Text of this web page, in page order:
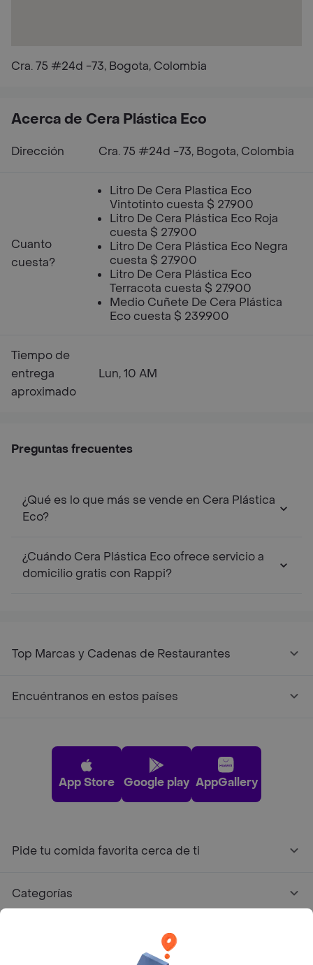
Cra. 75 #24d -73, Bogota, Colombia
Acerca de Cera Plástica Eco
Dirección Cra. 75 #24d -73, Bogota, Colombia
Cuanto
cuesta?
Litro De Cera Plastica Eco
Vintotinto cuesta $ 27.900
Litro De Cera Plástica Eco Roja
cuesta $ 27.900
Litro De Cera Plástica Eco Negra
cuesta $ 27.900
Litro De Cera Plástica Eco
Terracota cuesta $ 27.900
Medio Cuñete De Cera Plástica
Eco cuesta $ 239.900
Tiempo de
entrega
aproximado
Lun, 10 AM
Preguntas frecuentes
¿Qué es lo que más se vende en Cera Plástica
Eco?
¿Cuándo Cera Plástica Eco ofrece servicio a
domicilio gratis con Rappi?
Top Marcas y Cadenas de Restaurantes
Encuéntranos en estos países
App Store Google play AppGallery
Pide tu comida favorita cerca de ti
Categorías